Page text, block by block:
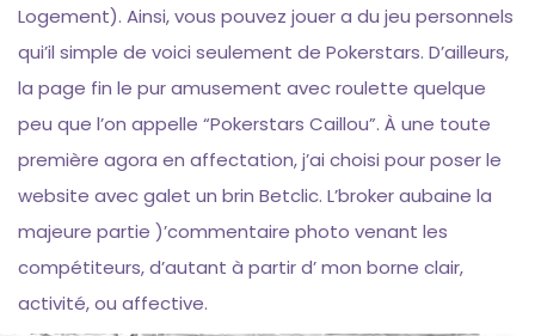
Logement). Ainsi, vous pouvez jouer a du jeu personnels
qui’il simple de voici seulement de Pokerstars. D’ailleurs,
la page fin le pur amusement avec roulette quelque
peu que l’on appelle “Pokerstars Caillou”. À une toute
première agora en affectation, j’ai choisi pour poser le
website avec galet un brin Betclic. L’broker aubaine la
majeure partie )’commentaire photo venant les
compétiteurs, d’autant à partir d’ mon borne clair,
activité, ou affective.